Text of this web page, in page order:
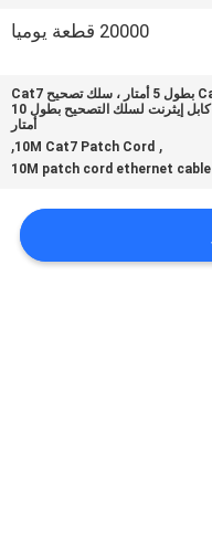
20000 قطعة يوميا
سلك تصحيح Cat7 بطول 5 أمتار ، سلك تصحيح Cat7
بطول 10 أمتار ، كابل إيثرنت لسلك التصحيح بطول 10
أمتار
,
10M Cat7 Patch Cord
,
10M patch cord ethernet cable